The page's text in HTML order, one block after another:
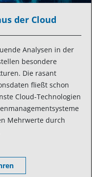
der Cloud
Analysen in der
besondere
Die rasant
fließt schon
Cloud-Technologien
Mehrwerte durch